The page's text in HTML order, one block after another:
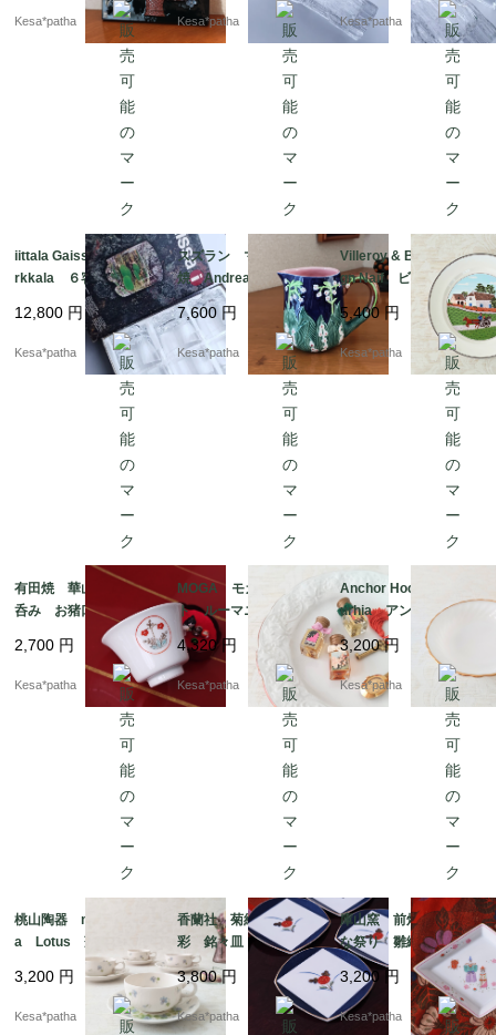
廃盤 北欧 ヴィンテ
ージ スウェーデン
Kesa*patha
フラワーベース 24c
m 北欧 フィンラン
Kesa*patha
ルカラ ロックグラ
ス 廃盤 フィンラン
ド 北欧 ガラス グ
Kesa*patha
iittala Gaissa Tapio Wi
rkkala ６客セット
イッタラ ガイッサ
ガイサ タピオ・ヴィ
ルカラ グラス 廃
盤 初期 北欧 フィ
12,800 円
Kesa*patha
スズラン マジョリカ
焼 Andrea by Sadek
アンドレア・バイ・
サデック クリーマ
ー 花瓶 フラワーベ
7,600 円
Kesa*patha
Villeroy & Boch Desi
gn Naif ビレロイ＆ボ
ッホ デザインナイー
フ プレート ヴィン
テージ ドイツ
5,400円
Kesa*patha
有田焼 華山窯 ぐい
呑み お猪口 赤絵
酒 SAKECUP 佐
賀 日本
2,700 円
Kesa*patha
MOGA モガ プレー
ト ルーマニア
4,320円
Kesa*patha
Anchor Hocking Sub
urhia アンカーホッキ
ング サバービア ミ
ルクガラス ボウル
ヴィンテージ アメリ
3,200円
Kesa*patha
桃山陶器 momoyam
a Lotus 蓮 スミ
レ カップ＆ソーサ
ー 日本
3,200 円
Kesa*patha
香蘭社 菊紋様 金
彩 銘々皿 ヴィンテ
ージ 廃盤 日本
3,800円
Kesa*patha
庫山窯 前畑陶器 ひ
な祭り 雛絵巻 菱
形 美濃焼 岐阜 日
本
3,200 円
Kesa*patha